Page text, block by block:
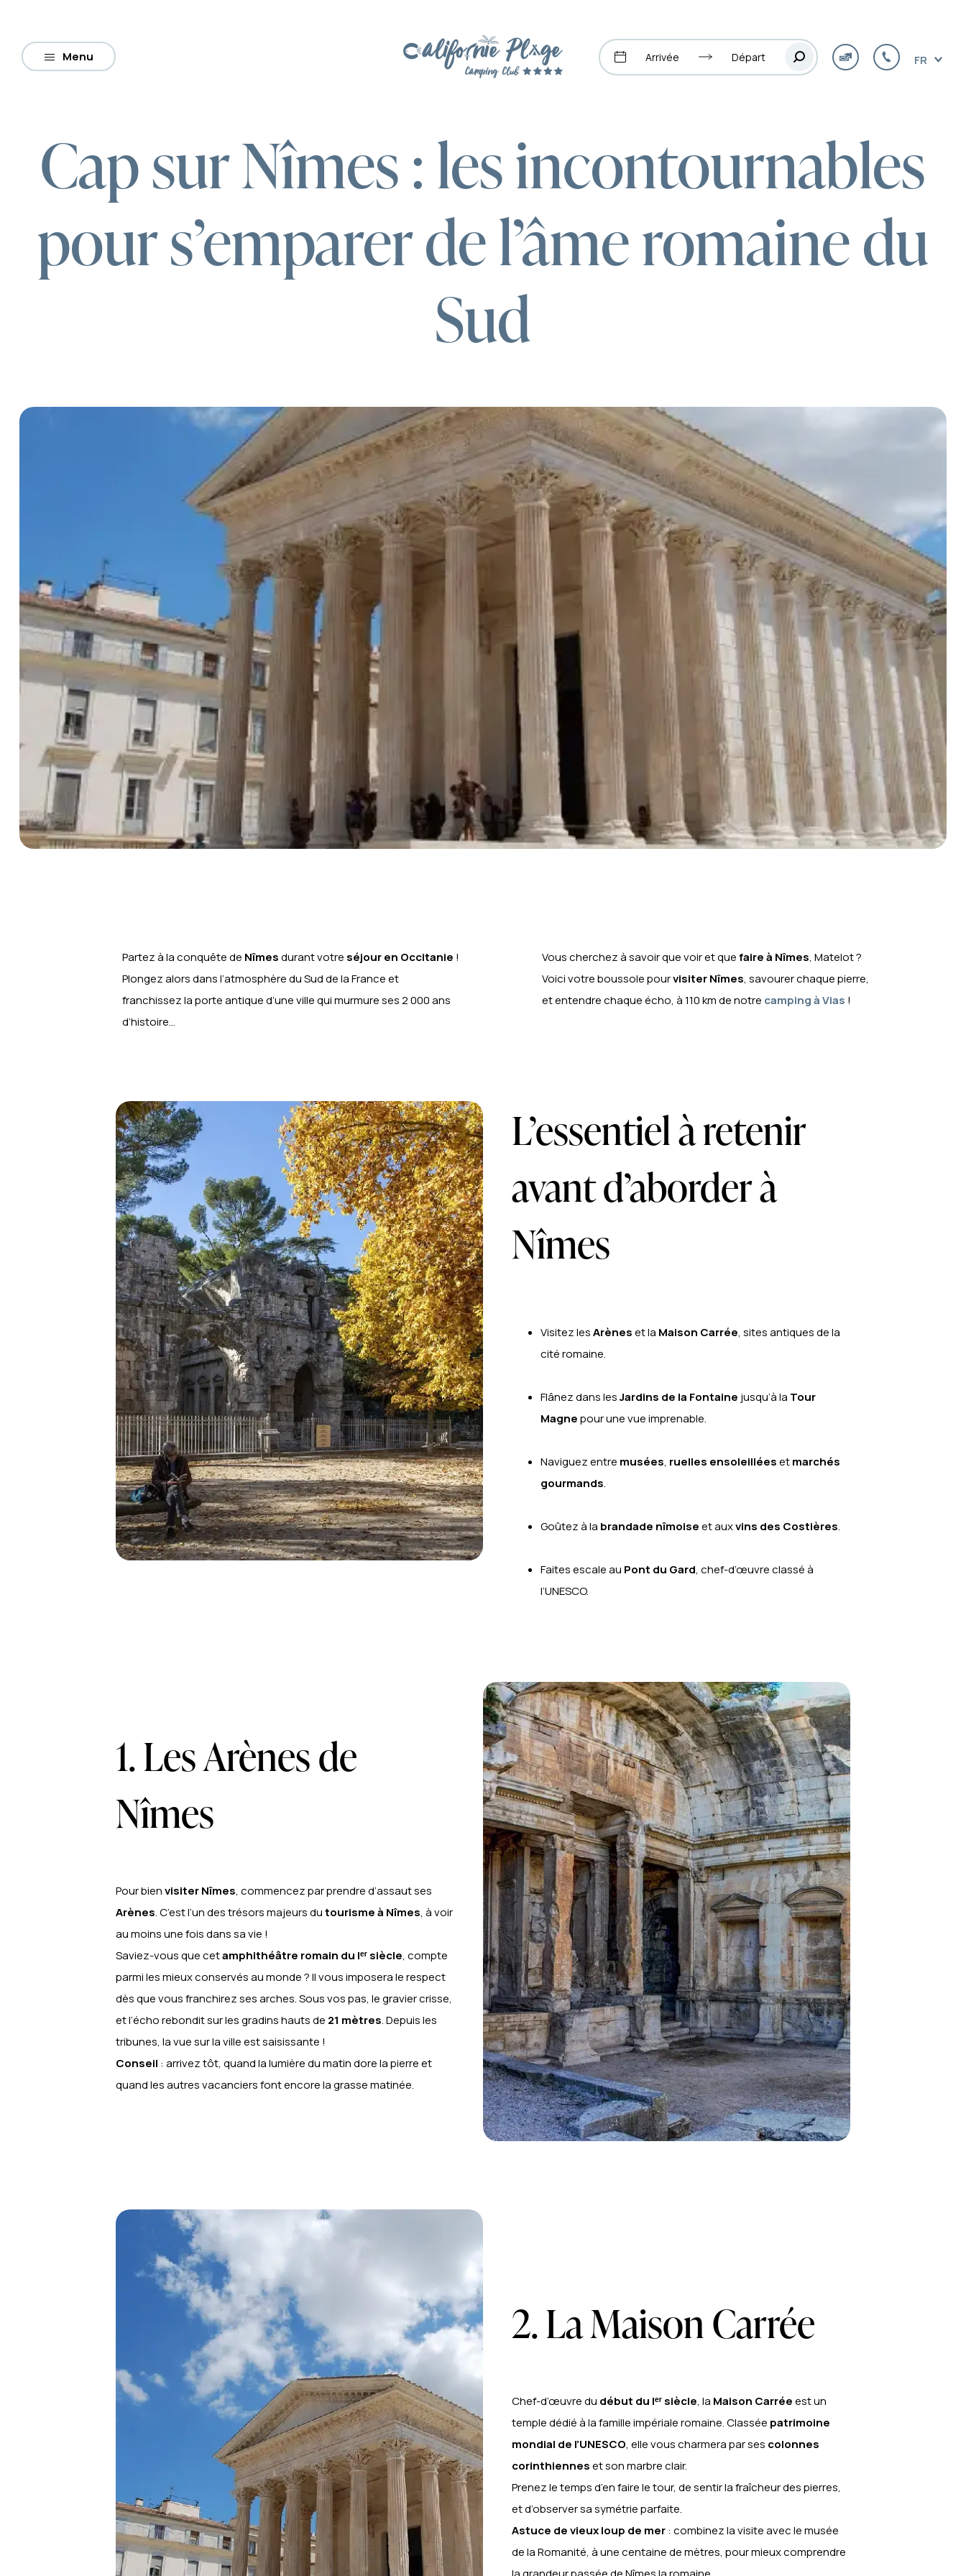
Menu Arrivée Départ FR
Type d'hébergements Départ Capacité 2 et plus Chercher
Cap sur Nîmes : les incontournables
pour s’emparer de l’âme romaine du
Sud
Partez à la conquête de Nîmesdurant votre séjour en Occitanie !
Plongez alors dans l’atmosphère du Sud de la France et
franchissez la porte antique d’une ville qui murmure ses 2 000 ans
d’histoire…
Vous cherchez à savoir que voir et quefaire à Nîmes, Matelot ?
Voici votre boussole pourvisiter Nîmes, savourer chaque pierre,
et entendre chaque écho, à 110 km de notre camping à Vias !
L’essentiel à retenir
avant d’aborder à
Nîmes
Visitez lesArèneset la Maison Carrée, sites antiques de la
cité romaine.
Flânez dans lesJardins de la Fontaine jusqu’à la Tour
Magnepour une vue imprenable.
Naviguez entre musées, ruelles ensoleilléesetmarchés
gourmands.
Goûtez à la brandade nîmoiseet auxvins des Costières.
Faites escale au Pont du Gard, chef-d’œuvre classé à
l’UNESCO.
1. Les Arènes de
Nîmes
Pour bienvisiter Nîmes, commencez par prendre d’assaut ses
Arènes. C’est l’un des trésors majeurs dutourisme à Nîmes, à voir
au moins une fois dans sa vie !
Saviez-vous que cetamphithéâtre romain du Iᵉʳ siècle, compte
parmi les mieux conservés au monde ? Il vous imposera le respect
dès que vous franchirez ses arches. Sous vos pas, le gravier crisse,
et l’écho rebondit sur les gradins hauts de 21 mètres. Depuis les
tribunes, la vue sur la ville est saisissante !
Conseil : arrivez tôt, quand la lumière du matin dore la pierre et
quand les autres vacanciers font encore la grasse matinée.
2. La Maison Carrée
Chef-d’œuvre du début du Iᵉʳ siècle, la Maison Carréeest un
temple dédié à la famille impériale romaine. Classée patrimoine
mondial de l’UNESCO, elle vous charmera par ses colonnes
corinthienneset son marbre clair.
Prenez le temps d’en faire le tour, de sentir la fraîcheur des pierres,
et d’observer sa symétrie parfaite.
Astuce de vieux loup de mer: combinez la visite avec le musée
de la Romanité, à une centaine de mètres, pour mieux comprendre